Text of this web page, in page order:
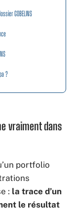
GOBELINS
?
vraiment dans
portfolio
: la trace d’un
le résultat